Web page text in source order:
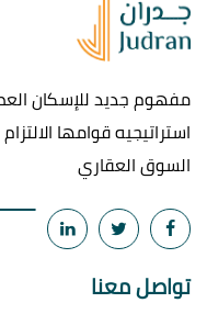
مفهوم جديد للإسكان
استراتيجيه قوامها
السوق العقاري
تواصل معنا